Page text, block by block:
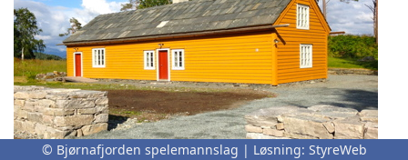
© Bjørnafjorden spelemannslag | Løsning: StyreWeb